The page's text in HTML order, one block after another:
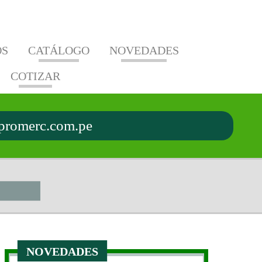
CATÁLOGO
NOVEDADES
COTIZAR
ESPECIALES
DE
DE
DE
NOVEDADES